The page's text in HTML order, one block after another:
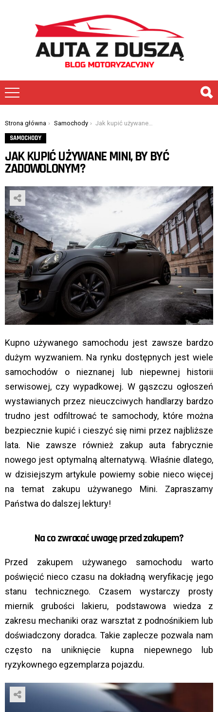
You are here:
Strona główna Samochody Jak kupić używane Mini, by być zadowolonym?
SAMOCHODY
JAK KUPIĆ UŻYWANE MINI, BY BYĆ
ZADOWOLONYM?
Kupno używanego samochodu jest zawsze bardzo
dużym wyzwaniem. Na rynku dostępnych jest wiele
samochodów o nieznanej lub niepewnej historii
serwisowej, czy wypadkowej. W gąszczu ogłoszeń
wystawianych przez nieuczciwych handlarzy bardzo
trudno jest odfiltrować te samochody, które można
bezpiecznie kupić i cieszyć się nimi przez najbliższe
lata. Nie zawsze również zakup auta fabrycznie
nowego jest optymalną alternatywą. Właśnie dlatego,
w dzisiejszym artykule powiemy sobie nieco więcej
na temat zakupu używanego Mini. Zapraszamy
Państwa do dalszej lektury!
Na co zwracać uwagę przed zakupem?
Przed zakupem używanego samochodu warto
poświęcić nieco czasu na dokładną weryfikację jego
stanu technicznego. Czasem wystarczy prosty
miernik grubości lakieru, podstawowa wiedza z
zakresu mechaniki oraz warsztat z podnośnikiem lub
doświadczony doradca. Takie zaplecze pozwala nam
często na uniknięcie kupna niepewnego lub
ryzykownego egzemplarza pojazdu.